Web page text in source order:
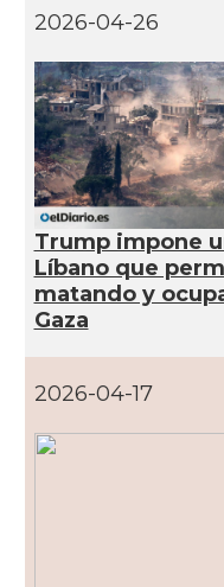
2026-04-26
Trump impone
Líbano que
matando y
Gaza
2026-04-17